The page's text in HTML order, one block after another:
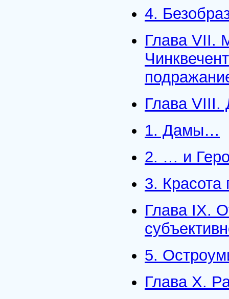
4.
Глава VII.
Глава VIII.
1. Дамы…
2. … и
3. Красота
Глава IX.
5.
Глава X.